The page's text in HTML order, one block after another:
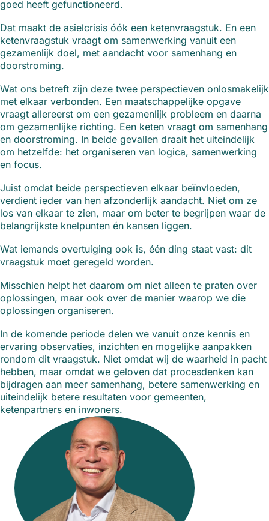
goed heeft gefunctioneerd.
Dat maakt de asielcrisis óók een ketenvraagstuk. En een
ketenvraagstuk vraagt om samenwerking vanuit een
gezamenlijk doel, met aandacht voor samenhang en
doorstroming.
Wat ons betreft zijn deze twee perspectieven onlosmakelijk
met elkaar verbonden. Een maatschappelijke opgave
vraagt allereerst om een gezamenlijk probleem en daarna
om gezamenlijke richting. Een keten vraagt om samenhang
en doorstroming. In beide gevallen draait het uiteindelijk
om hetzelfde: het organiseren van logica, samenwerking
en focus.
Juist omdat beide perspectieven elkaar beïnvloeden,
verdient ieder van hen afzonderlijk aandacht. Niet om ze
los van elkaar te zien, maar om beter te begrijpen waar de
belangrijkste knelpunten én kansen liggen.
Wat iemands overtuiging ook is, één ding staat vast: dit
vraagstuk moet geregeld worden.
Misschien helpt het daarom om niet alleen te praten over
oplossingen, maar ook over de manier waarop we die
oplossingen organiseren.
In de komende periode delen we vanuit onze kennis en
ervaring observaties, inzichten en mogelijke aanpakken
rondom dit vraagstuk. Niet omdat wij de waarheid in pacht
hebben, maar omdat we geloven dat procesdenken kan
bijdragen aan meer samenhang, betere samenwerking en
uiteindelijk betere resultaten voor gemeenten,
ketenpartners en inwoners.